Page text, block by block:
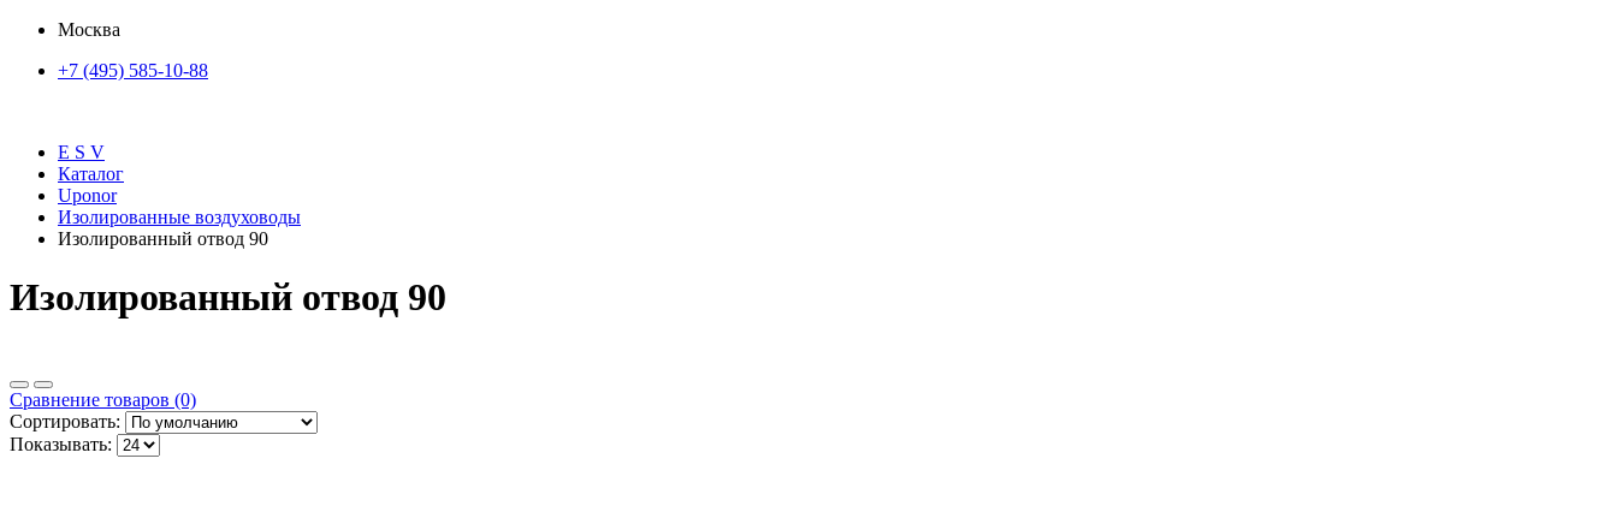
Москва
+7 (495) 585-10-88
E S V
Каталог
Uponor
Изолированные воздуховоды
Изолированный отвод 90
Изолированный отвод 90
Сравнение товаров (0)
Сортировать:
Показывать: